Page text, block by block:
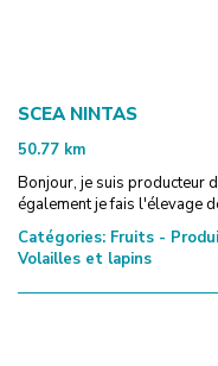
SCEA NINTAS
50.77 km
Bonjour, je suis producteur
également je fais l'élevage
Catégories: Fruits -
Volailles et lapins